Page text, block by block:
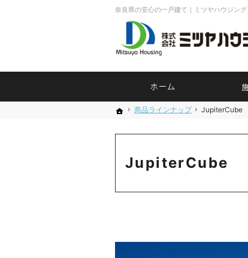
ホーム
商品ラインナップ JupiterCube
JupiterCube
奈良県の安心の一戸建て｜ミツヤハウジング
ホーム
商品ラインナップ JupiterCube